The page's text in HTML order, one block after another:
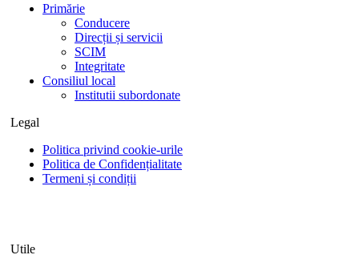
Primărie
Conducere
Direcții și servicii
SCIM
Integritate
Consiliul local
Institutii subordonate
Legal
Politica privind cookie-urile
Politica de Confidențialitate
Termeni și condiții
Utile